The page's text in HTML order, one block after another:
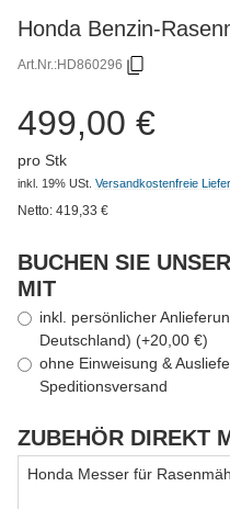
Honda Benzin-
Art.Nr.:HD860296
499,00 €
pro Stk
inkl. 19% USt. Versandkostenfreie
Netto: 419,33 €
BUCHEN SIE
MIT
inkl. persönlicher
Deutschland) (+20,00 €)
ohne Einweisung &
Speditionsversand
ZUBEHÖR DIREKT
Honda Messer für